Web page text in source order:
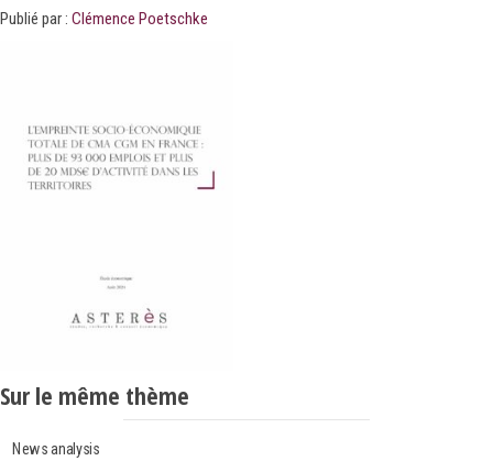
Publié par : Clémence Poetschke
Sur le même thème
News analysis